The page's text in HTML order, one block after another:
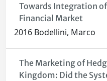
Towards Integration
Financial Market
2016 Bodellini, Marco
The Marketing of
Kingdom: Did the